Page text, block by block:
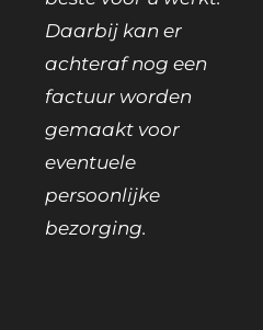
Daarbij kan er
achteraf nog een
factuur worden
gemaakt voor
eventuele
persoonlijke
bezorging.